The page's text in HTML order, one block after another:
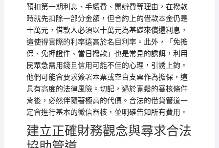
預扣第一期利息、手續費、開辦費等理由，在撥款
時就先扣除一部分金額，但合約上的借款本金仍是
十萬元，借款人必須以十萬元為基礎來償還利息，
這使得實際的利率遠高於名目利率。此外，「免擔
保、免押證件、當日撥款」也是常見的誘餌，利用
民眾急需用錢且信用可能不佳的心理，引誘上鉤。
他們可能會要求簽署本票或空白支票作為擔保，這
具有高度的法律風險。切記，過於寬鬆的審核條件
背後，必然伴隨著極高的代價。合法的借貸管道一
定會進行基本的徵信審核，並明確告知所有費用。
建立正確財務觀念與尋求合法